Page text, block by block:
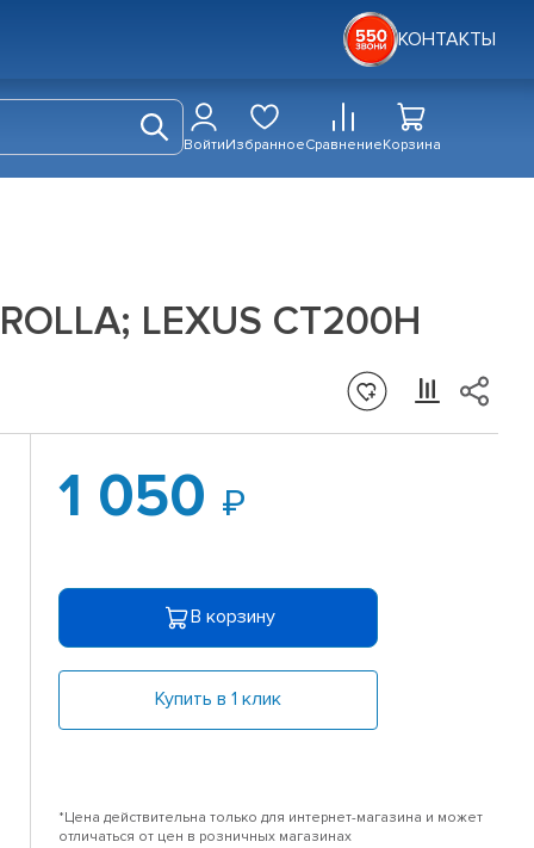
КОНТАКТЫ
ВойтиИзбранноеСравнениеКорзина
LEXUS CT200H
1 050
В корзину
Купить в 1 клик
*Цена действительна только для интернет-магазина и может
отличаться от цен в розничных магазинах